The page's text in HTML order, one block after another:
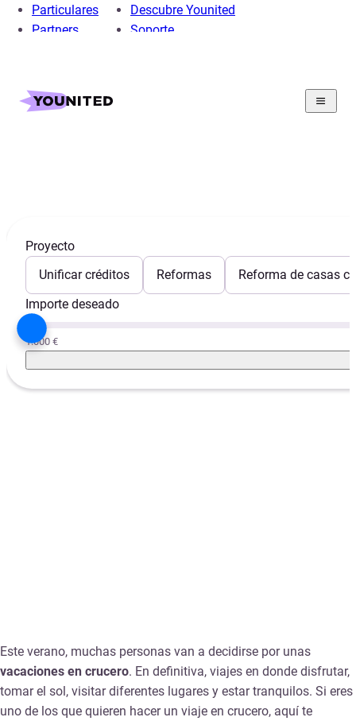
Particulares
Partners
Descubre Younited
Soporte
Home
Guia
Vacaciones en Crucero | Younited Credit
Proyecto
Unificar créditos
Reformas
Reforma de casas
Importe deseado
1.000 €
Este verano, muchas personas van a decidirse por unas
vacaciones en crucero. En definitiva, viajes en donde disfrutar,
tomar el sol, visitar diferentes lugares y estar tranquilos. Si eres
uno de los que quieren hacer un viaje en crucero, aquí te